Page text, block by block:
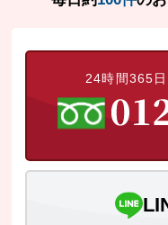
24時間365